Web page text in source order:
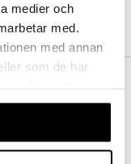
medier och
med.
med annan
som de har
vår webbplats.
ostatko yksittäisen
ylittää 50 €.